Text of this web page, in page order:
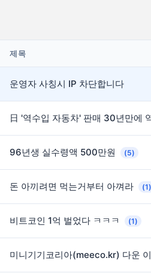
제목
운영자 사칭시 IP 차단합니다
96년생 실수령액 500만원 (5)
돈 아끼려면 먹는거부터 아껴라 (1)
비트코인 1억 벌었다 ㅋㅋㅋ (1)